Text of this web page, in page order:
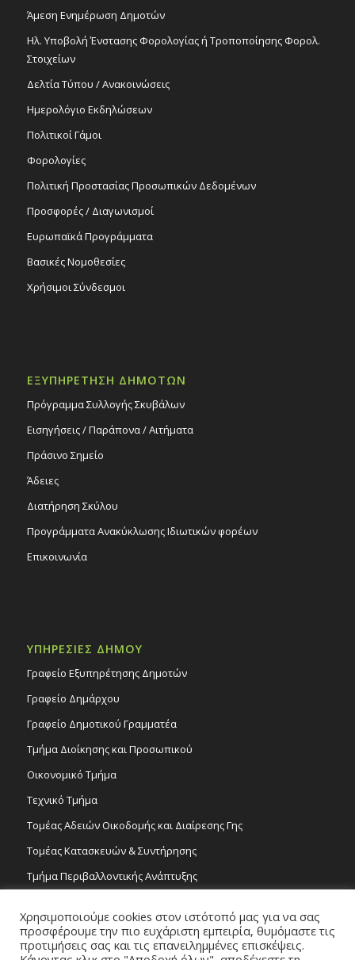
Άμεση Ενημέρωση Δημοτών
Ηλ. Υποβολή Ένστασης Φορολογίας ή Τροποποίησης Φορολ.
Στοιχείων
Δελτία Τύπου / Ανακοινώσεις
Ημερολόγιο Εκδηλώσεων
Πολιτικοί Γάμοι
Φορολογίες
Πολιτική Προστασίας Προσωπικών Δεδομένων
Προσφορές / Διαγωνισμοί
Ευρωπαϊκά Προγράμματα
Βασικές Νομοθεσίες
Χρήσιμοι Σύνδεσμοι
ΕΞΥΠΗΡΕΤΗΣΗ ΔΗΜΟΤΩΝ
Πρόγραμμα Συλλογής Σκυβάλων
Εισηγήσεις / Παράπονα / Αιτήματα
Πράσινο Σημείο
Άδειες
Διατήρηση Σκύλου
Προγράμματα Ανακύκλωσης Ιδιωτικών φορέων
Επικοινωνία
ΥΠΗΡΕΣΙΕΣ ΔΗΜΟΥ
Γραφείο Εξυπηρέτησης Δημοτών
Γραφείο Δημάρχου
Γραφείο Δημοτικού Γραμματέα
Τμήμα Διοίκησης και Προσωπικού
Οικονομικό Τμήμα
Τεχνικό Τμήμα
Τομέας Αδειών Οικοδομής και Διαίρεσης Γης
Τομέας Κατασκευών & Συντήρησης
Τμήμα Περιβαλλοντικής Ανάπτυξης
Τομέας Γραμμάτων και Τεχνών
Τροχονομία
Χρησιμοποιούμε cookies στον ιστότοπό μας για να σας
προσφέρουμε την πιο ευχάριστη εμπειρία, θυμόμαστε τις
προτιμήσεις σας και τις επανειλημμένες επισκέψεις.